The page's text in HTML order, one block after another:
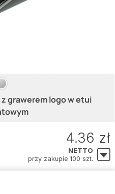
grawerem logo w etui
4.36 zł
NETTO
przy zakupie 100 szt.